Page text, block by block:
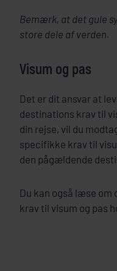
Bemærk, at det gule
store dele af verden.
Visum og pas
Det er dit ansvar at
destinations krav til
din rejse, vil du
specifikke krav til
den pågældende
Du kan også læse
krav til visum og pas